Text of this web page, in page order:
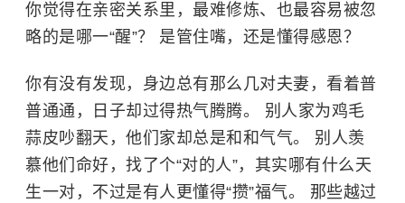
你觉得在亲密关系里，最难修炼、也最容易被忽
略的是哪一“醒”？ 是管住嘴，还是懂得感恩？
你有没有发现，身边总有那么几对夫妻，看着普
普通通，日子却过得热气腾腾。 别人家为鸡毛
蒜皮吵翻天，他们家却总是和和气气。 别人羡
慕他们命好，找了个“对的人”，其实哪有什么天
生一对，不过是有人更懂得“攒”福气。 那些越过